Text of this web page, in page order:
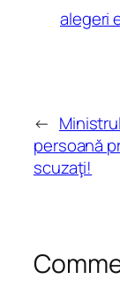
alegeri
←
persoană
scuzaţi!